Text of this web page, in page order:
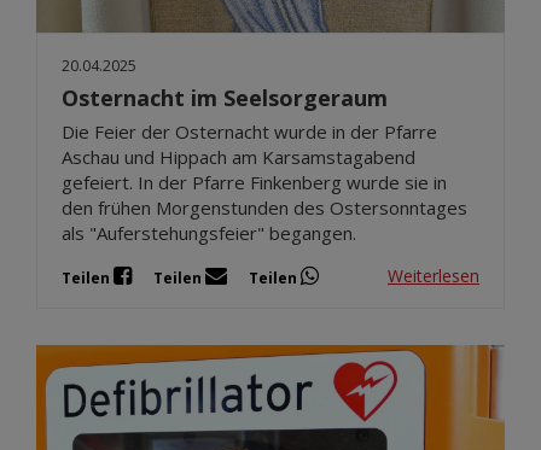
20.04.2025
Osternacht im Seelsorgeraum
Die Feier der Osternacht wurde in der Pfarre
Aschau und Hippach am Karsamstagabend
gefeiert. In der Pfarre Finkenberg wurde sie in
den frühen Morgenstunden des Ostersonntages
als "Auferstehungsfeier" begangen.
Teilen Teilen Teilen Weiterlesen